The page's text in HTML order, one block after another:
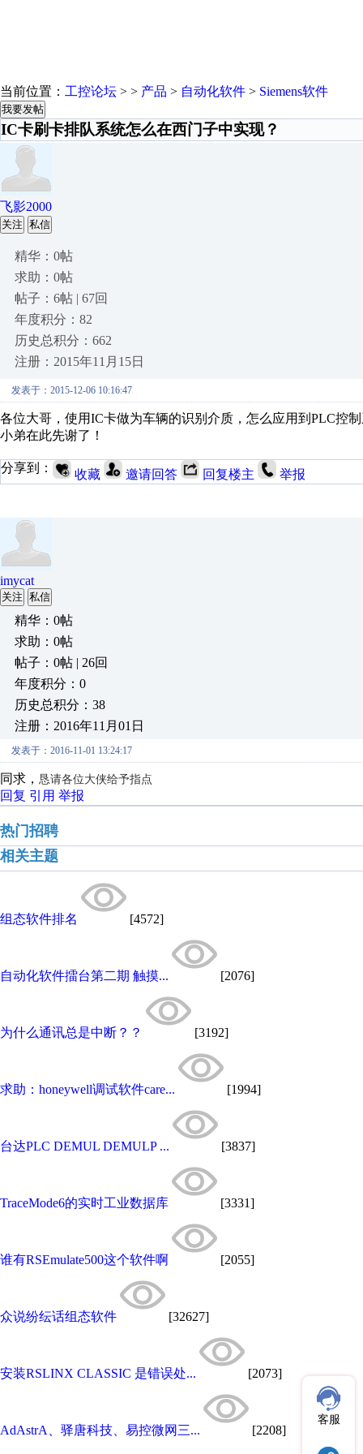
当前位置： 工控论坛 > > 产品 > 自动化软件 > Siemens软件
我要发帖
IC卡刷卡排队系统怎么在西门子中实现？
飞影2000
关注 私信
精华：0帖
求助：0帖
帖子：6帖 | 67回
年度积分：82
历史总积分：662
注册：2015年11月15日
发表于：2015-12-06 10:16:47
各位大哥，使用IC卡做为车辆的识别介质，怎么应用到PLC控
小弟在此先谢了！
分享到： 收藏 邀请回答 回复楼主 举报
imycat
关注 私信
精华：0帖
求助：0帖
帖子：0帖 | 26回
年度积分：0
历史总积分：38
注册：2016年11月01日
发表于：2016-11-01 13:24:17
同求， 恳请各位大侠给予指点
回复 引用 举报
热门招聘
相关主题
组态软件排名 [4572]
自动化软件擂台第二期 触摸... [2076]
为什么通讯总是中断？？ [3192]
求助：honeywell调试软件care... [1994]
台达PLC DEMUL DEMULP ... [3837]
TraceMode6的实时工业数据库 [3331]
谁有RSEmulate500这个软件啊 [2055]
众说纷纭话组态软件 [32627]
安装RSLINX CLASSIC 是错误处... [2073]
AdAstrA、驿唐科技、易控微网三... [2208]
客服